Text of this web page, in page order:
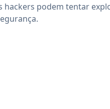
hackers podem tentar